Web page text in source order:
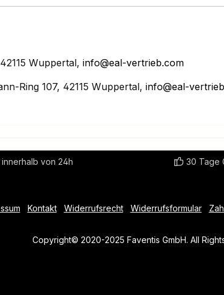
Wuppertal, info@eal-vertrieb.com
Ring 107, 42115 Wuppertal, info@eal-
von 24h 30 Tage
Kontakt Widerrufsrecht Widerrufsformular
Copyright© 2020-2025 Faventis GmbH. All